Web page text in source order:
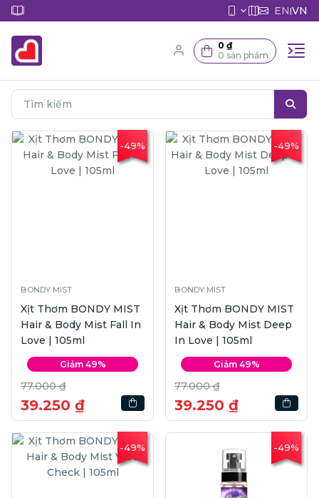
EN|VN
0 ₫
0 sản phẩm
-49%
BONDY MIST
Xịt Thơm BONDY MIST
Hair & Body Mist Fall In
Love | 105ml
Giảm 49%
77.000 ₫
39.250 ₫
-49%
BONDY MIST
Xịt Thơm BONDY MIST
Hair & Body Mist Deep
In Love | 105ml
Giảm 49%
77.000 ₫
39.250 ₫
-49% -49%